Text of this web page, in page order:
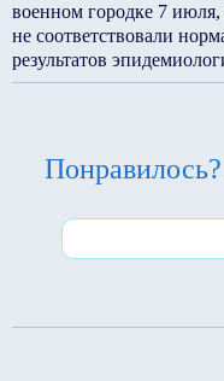
военном городке 7 июля,
не соответствовали
результатов